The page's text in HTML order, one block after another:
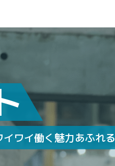
イワイ働く魅力あふれる